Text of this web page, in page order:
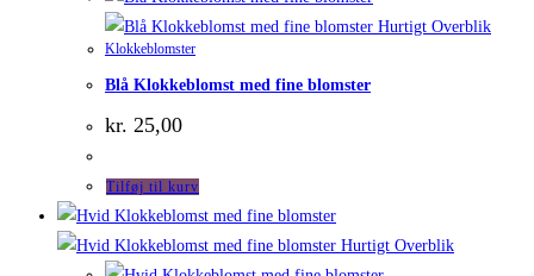
Hurtigt Overblik
Klokkeblomster
Blå Klokkeblomst med fine blomster
kr. 25,00
Tilføj til kurv
Hurtigt Overblik